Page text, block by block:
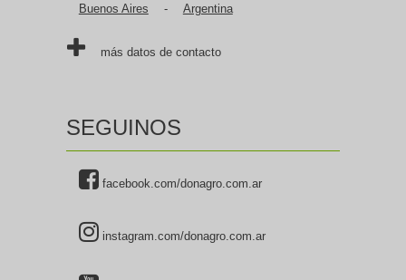
Buenos Aires - Argentina
más datos de contacto
SEGUINOS
facebook.com/donagro.com.ar
instagram.com/donagro.com.ar